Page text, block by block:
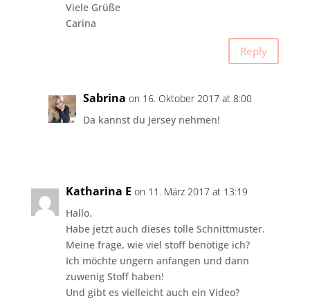
Viele Grüße
Carina
Reply
Sabrina on 16. Oktober 2017 at 8:00
Da kannst du Jersey nehmen!
Katharina E on 11. März 2017 at 13:19
Hallo.
Habe jetzt auch dieses tolle Schnittmuster.
Meine frage, wie viel stoff benötige ich?
Ich möchte ungern anfangen und dann
zuwenig Stoff haben!
Und gibt es vielleicht auch ein Video?